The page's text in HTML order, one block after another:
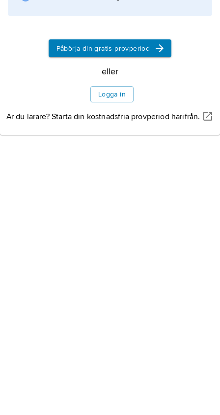
Information om artikeln
Påbörja din gratis provperiod
eller
Logga in
Är du lärare? Starta din kostnadsfria provperiod härifrån.